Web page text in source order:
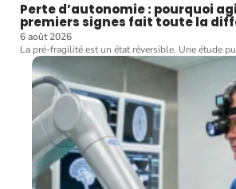
Perte d’autonomie : pourquoi
premiers signes fait toute la
6 août 2026
La pré-fragilité est un état réversible. Une étude